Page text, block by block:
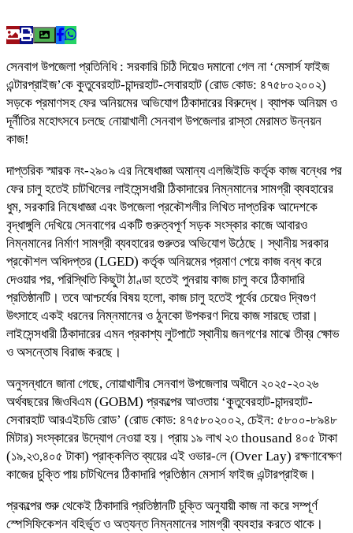
সেনবাগ উপজেলা প্রতিনিধি : সরকারি চিঠি দিয়েও দমানো গেল না ‘মেসার্স ফাইজ
এন্টারপ্রাইজ’কে কুতুবেরহাট-চান্দরহাট-সেবারহাট (রোড কোড: ৪৭৫৮০২০০২)
সড়কে প্রমাণসহ ফের অনিয়মের অভিযোগ ঠিকাদারের বিরুদ্ধে। ব্যাপক অনিয়ম ও
দূর্নীতির মহোৎসবে চলছে নোয়াখালী সেনবাগ উপজেলার রাস্তা মেরামত উন্নয়ন
কাজ!
দাপ্তরিক স্মারক নং-২৯০৯ এর নিষেধাজ্ঞা অমান্য এলজিইডি কর্তৃক কাজ বন্ধের পর
ফের চালু হতেই চাটখিলের লাইসেন্সধারী ঠিকাদারের নিম্নমানের সামগ্রী ব্যবহারের
ধুম, সরকারি নিষেধাজ্ঞা এবং উপজেলা প্রকৌশলীর লিখিত দাপ্তরিক আদেশকে
বৃদ্ধাঙ্গুলি দেখিয়ে সেনবাগের একটি গুরুত্বপূর্ণ সড়ক সংস্কার কাজে আবারও
নিম্নমানের নির্মাণ সামগ্রী ব্যবহারের গুরুতর অভিযোগ উঠেছে। স্থানীয় সরকার
প্রকৌশল অধিদপ্তর (LGED) কর্তৃক অনিয়মের প্রমাণ পেয়ে কাজ বন্ধ করে
দেওয়ার পর, পরিস্থিতি কিছুটা ঠাণ্ডা হতেই পুনরায় কাজ চালু করে ঠিকাদারি
প্রতিষ্ঠানটি। তবে আশ্চর্যের বিষয় হলো, কাজ চালু হতেই পূর্বের চেয়েও দ্বিগুণ
উৎসাহে একই ধরনের নিম্নমানের ও ঠুনকো উপকরণ দিয়ে কাজ সারছে তারা।
লাইসেন্সধারী ঠিকাদারের এমন প্রকাশ্য লুটপাটে স্থানীয় জনগণের মাঝে তীব্র ক্ষোভ
ও অসন্তোষ বিরাজ করছে।
অনুসন্ধানে জানা গেছে, নোয়াখালীর সেনবাগ উপজেলার অধীনে ২০২৫-২০২৬
অর্থবছরের জিওবিএম (GOBM) প্রকল্পের আওতায় ‘কুতুবেরহাট-চান্দরহাট-
সেবারহাট আরএইচডি রোড’ (রোড কোড: ৪৭৫৮০২০০২, চেইন: ৫৮০০-৮৯৪৮
মিটার) সংস্কারের উদ্যোগ নেওয়া হয়। প্রায় ১৯ লাখ ২৩ thousand ৪০৫ টাকা
(১৯,২৩,৪০৫ টাকা) প্রাক্কলিত ব্যয়ের এই ওভার-লে (Over Lay) রক্ষণাবেক্ষণ
কাজের চুক্তি পায় চাটখিলের ঠিকাদারি প্রতিষ্ঠান মেসার্স ফাইজ এন্টারপ্রাইজ।
প্রকল্পের শুরু থেকেই ঠিকাদারি প্রতিষ্ঠানটি চুক্তি অনুযায়ী কাজ না করে সম্পূর্ণ
স্পেসিফিকেশন বহির্ভূত ও অত্যন্ত নিম্নমানের সামগ্রী ব্যবহার করতে থাকে।